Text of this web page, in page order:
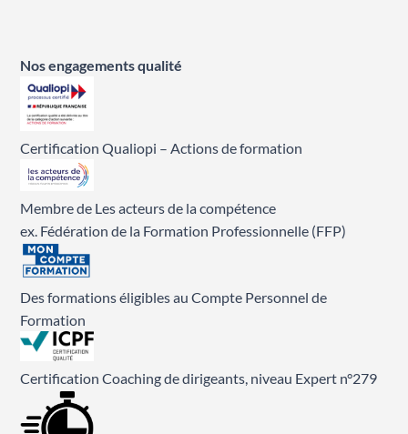
Nos engagements qualité
Certification Qualiopi – Actions de formation
Membre de Les acteurs de la compétence
ex. Fédération de la Formation Professionnelle (FFP)
Des formations éligibles au Compte Personnel de
Formation
Certification Coaching de dirigeants, niveau Expert n°279